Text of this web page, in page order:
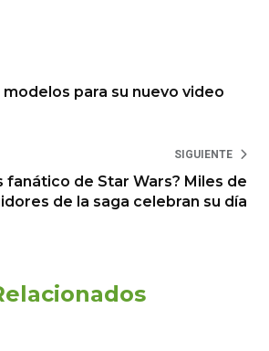
para su nuevo video
SIGUIENTE
fanático de Star Wars? Miles de
de la saga celebran su día